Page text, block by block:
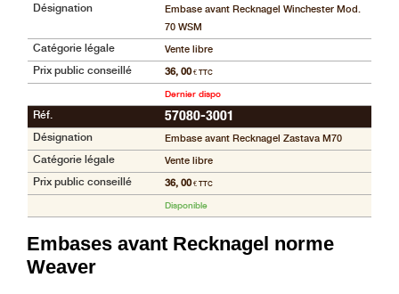
Désignation
Embase avant Recknagel Winchester Mod.
70 WSM
Catégorie légale Vente libre
Prix public conseillé 36, 00€ TTC
Dernier dispo
Réf.
57080-3001
Désignation
Embase avant Recknagel Zastava M70
Catégorie légale Vente libre
Prix public conseillé 36, 00€ TTC
Disponible
Embases avant Recknagel norme
Weaver